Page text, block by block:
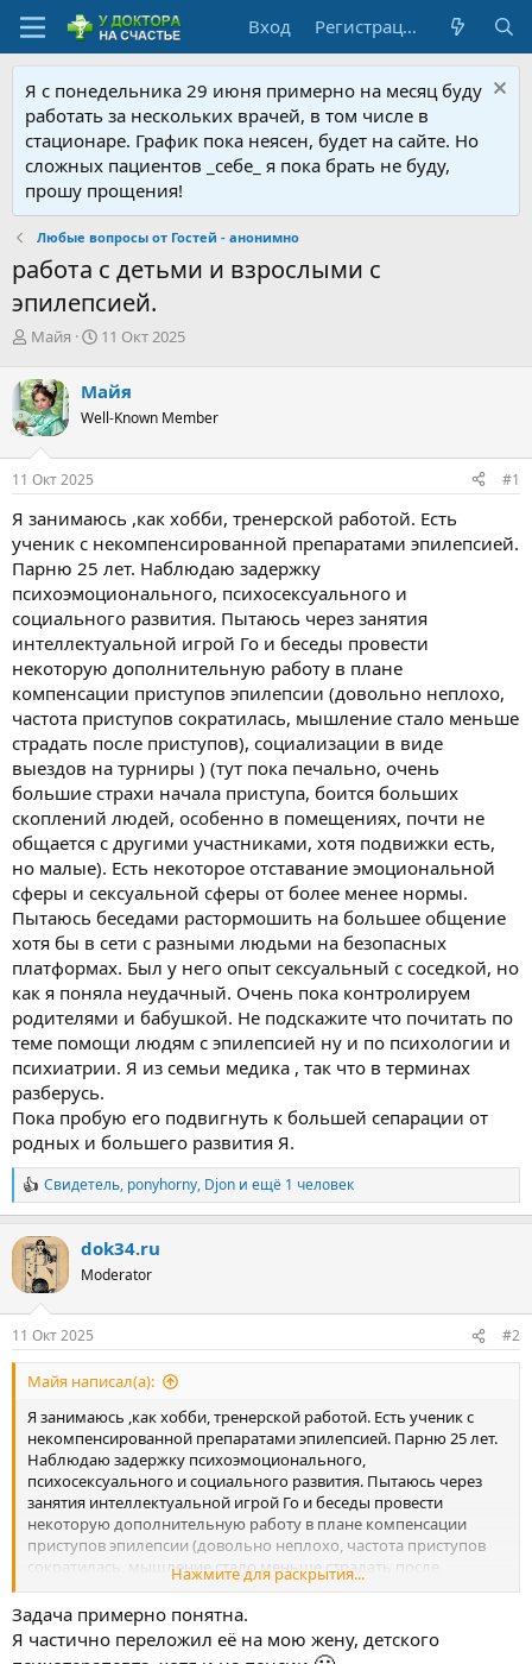
Вход Регистрация
Я с понедельника 29 июня примерно на месяц буду
работать за нескольких врачей, в том числе в
стационаре. График пока неясен, будет на сайте. Но
сложных пациентов _себе_ я пока брать не буду,
прошу прощения!
Любые вопросы от Гостей - анонимно
работа с детьми и взрослыми с
эпилепсией.
А
т
о
р
т
е
м
Майя
Д
а
н
ч
а
11 Окт 2025
Майя
Well-Known Member
11 Окт 2025 #1
Я занимаюсь ,как хобби, тренерской работой. Есть
ученик с некомпенсированной препаратами эпилепсией.
Парню 25 лет. Наблюдаю задержку
психоэмоционального, психосексуального и
социального развития. Пытаюсь через занятия
интеллектуальной игрой Го и беседы провести
некоторую дополнительную работу в плане
компенсации приступов эпилепсии (довольно неплохо,
частота приступов сократилась, мышление стало меньше
страдать после приступов), социализации в виде
выездов на турниры ) (тут пока печально, очень
большие страхи начала приступа, боится больших
скоплений людей, особенно в помещениях, почти не
общается с другими участниками, хотя подвижки есть,
но малые). Есть некоторое отставание эмоциональной
сферы и сексуальной сферы от более менее нормы.
Пытаюсь беседами растормошить на большее общение
хотя бы в сети с разными людьми на безопасных
платформах. Был у него опыт сексуальный с соседкой, но
как я поняла неудачный. Очень пока контролируем
родителями и бабушкой. Не подскажите что почитать по
теме помощи людям с эпилепсией ну и по психологии и
психиатрии. Я из семьи медика , так что в терминах
разберусь.
Пока пробую его подвигнуть к большей сепарации от
родных и большего развития Я.
Р
е
к
ц
и
Свидетель, ponyhorny, Djon и ещё 1 человек
dok34.ru
Moderator
11 Окт 2025 #2
Майя написал(а):
Я занимаюсь ,как хобби, тренерской работой. Есть ученик с
некомпенсированной препаратами эпилепсией. Парню 25 лет.
Наблюдаю задержку психоэмоционального,
психосексуального и социального развития. Пытаюсь через
занятия интеллектуальной игрой Го и беседы провести
некоторую дополнительную работу в плане компенсации
приступов эпилепсии (довольно неплохо, частота приступов
сократилась, мышление стало меньше страдать после
приступов), социализации в виде выездов на турниры ) (тут
пока печально, очень большие страхи начала приступа,
боится больших скоплений людей, особенно в помещениях,
почти не общается с другими участниками, хотя подвижки
Нажмите для раскрытия...
Задача примерно понятна.
Я частично переложил её на мою жену, детского